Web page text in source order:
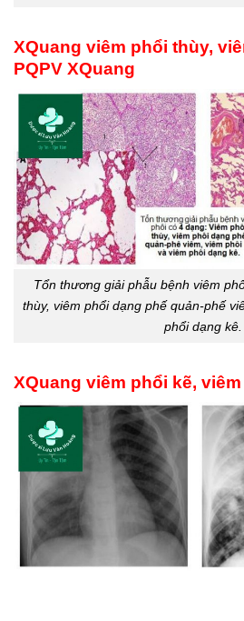
XQuang viêm phổi thùy,
PQPV XQuang
Tổn thương giải phẫu bệnh viêm
thùy, viêm phổi dạng phế quản-phế
phổi dạng kê.
XQuang viêm phổi kẽ,